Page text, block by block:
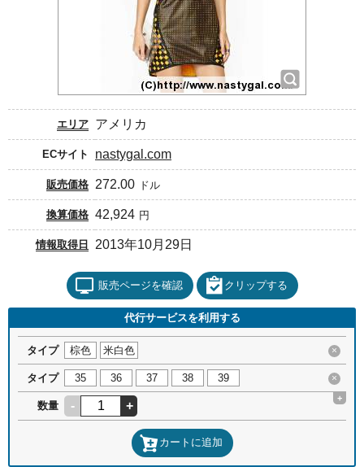
エリア アメリカ
ECサイト nastygal.com
販売価格 272.00 ドル
換算価格 42,924 円
情報取得日 2013年10月29日
販売ページを確認 クリップする
代行サービスを利用する
タイプ 棕色 米白色 ×
タイプ 35 36 37 38 39 ×
数量 - +
+
カートに追加